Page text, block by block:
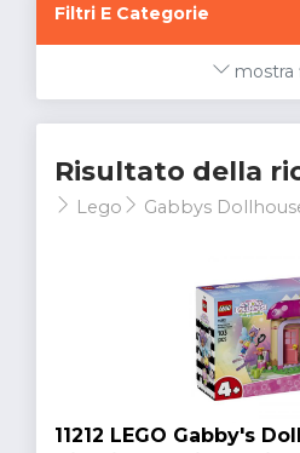
Filtri E Categorie
mostra
Risultato della
Lego Gabbys
11212 LEGO Gabby's